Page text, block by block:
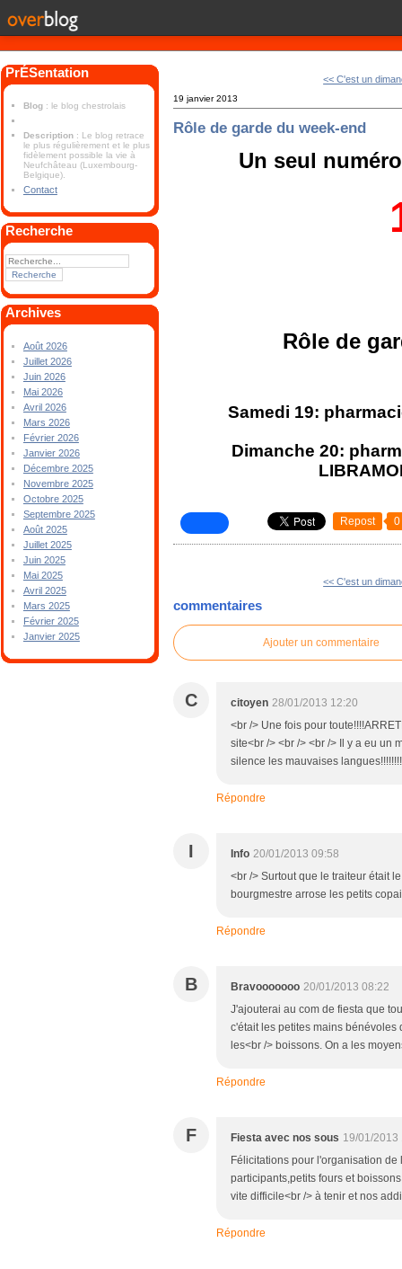
PrÉSentation
Blog : le blog chestrolais
Description : Le blog retrace
le plus régulièrement et le plus
fidèlement possible la vie à
Neufchâteau (Luxembourg-
Belgique).
Contact
Recherche
Archives
Août 2026
Juillet 2026
Juin 2026
Mai 2026
Avril 2026
Mars 2026
Février 2026
Janvier 2026
Décembre 2025
Novembre 2025
Octobre 2025
Septembre 2025
Août 2025
Juillet 2025
Juin 2025
Mai 2025
Avril 2025
Mars 2025
Février 2025
Janvier 2025
<< C'est un
19 janvier 2013
Rôle de garde du week-end
Un seul
Rôle de
Samedi 19:
Dimanche 20:
Repost 0
<< C'est un
commentaires
Ajouter un commentaire
C citoyen 28/01/2013 12:20
<br /> Une fois pour
site<br /> <br /> <br /> Il y a eu un
silence les mauvaises
Répondre
I Info 20/01/2013 09:58
<br /> Surtout que le traiteur était
bourgmestre arrose les petits
Répondre
B Bravooooooo 20/01/2013 08:22
J'ajouterai au com de fiesta que
c'était les petites mains
les<br /> boissons. On a les
Répondre
F Fiesta avec nos sous 19/01/2013
Félicitations pour l'organisation
participants,petits fours et
vite difficile<br /> à tenir et nos
Répondre